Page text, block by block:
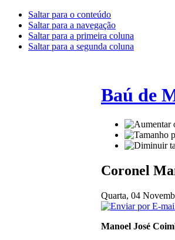
Saltar para o conteúdo
Saltar para a navegação
Saltar para a primeira coluna
Saltar para a segunda coluna
Baú de
Coronel
Quarta, 04
Manoel José